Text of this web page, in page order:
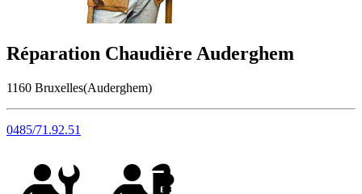
Réparation Chaudière Auderghem
1160 Bruxelles(Auderghem)
0485/71.92.51